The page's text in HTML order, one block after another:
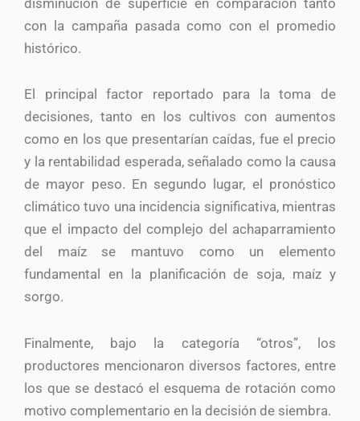
con la campaña pasada como con el promedio
histórico.
El principal factor reportado para la toma de
decisiones, tanto en los cultivos con aumentos
como en los que presentarían caídas, fue el precio
y la rentabilidad esperada, señalado como la causa
de mayor peso. En segundo lugar, el pronóstico
climático tuvo una incidencia significativa, mientras
que el impacto del complejo del achaparramiento
del maíz se mantuvo como un elemento
fundamental en la planificación de soja, maíz y
sorgo.
Finalmente, bajo la categoría “otros”, los
productores mencionaron diversos factores, entre
los que se destacó el esquema de rotación como
motivo complementario en la decisión de siembra.